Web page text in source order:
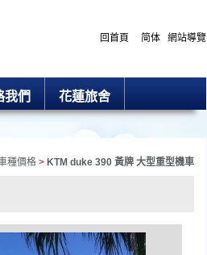
回首頁 简体 網站導覽
我們 花蓮旅舍
種價格 > KTM duke 390 黃牌 大型重型機車